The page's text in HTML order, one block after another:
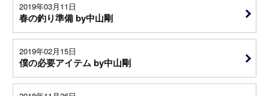
2019年03月11日
春の釣り準備 by中山剛
2019年02月15日
僕の必要アイテム by中山剛